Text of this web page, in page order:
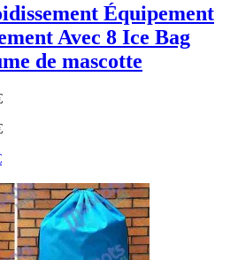
Équipement
Avec 8 Ice Bag
de mascotte